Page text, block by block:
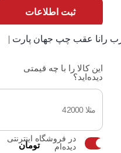
ثبت اطلاعات
رانا عقب چپ جهان پارت |
این کالا را با چه قیمتی
دیده‌اید؟
تومان
در فروشگاه اینترنتی
دیده‌ام